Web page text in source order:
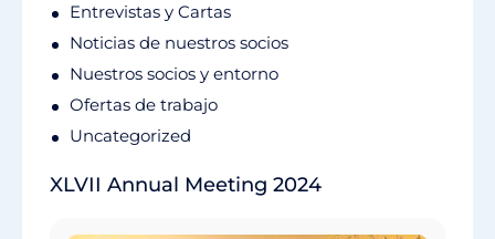
Entrevistas y Cartas
Noticias de nuestros socios
Nuestros socios y entorno
Ofertas de trabajo
Uncategorized
XLVII Annual Meeting 2024